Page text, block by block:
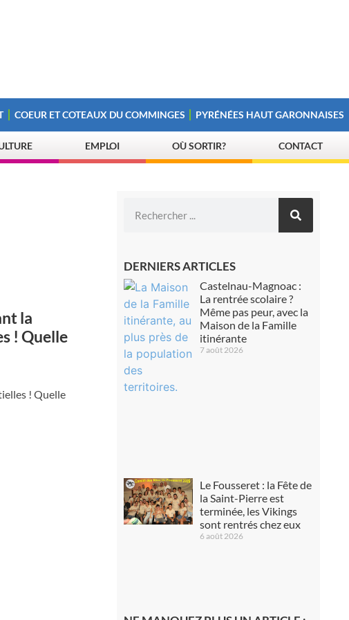
COEUR ET COTEAUX DU COMMINGES PYRÉNÉES HAUT GARONNAISES
EMPLOI OÙ SORTIR? CONTACT
la
! Quelle
! Quelle
DERNIERS ARTICLES
Castelnau-Magnoac :
La rentrée scolaire ?
Même pas peur, avec la
Maison de la Famille
itinérante
7 août 2026
Le Fousseret : la Fête de
la Saint-Pierre est
terminée, les Vikings
sont rentrés chez eux
6 août 2026